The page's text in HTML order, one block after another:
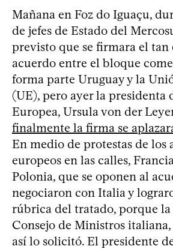
Mañana en Foz do Iguaçu,
de jefes de Estado del
previsto que se firmara el tan
acuerdo entre el bloque
forma parte Uruguay y la
(UE), pero ayer la presidenta
Europea, Ursula von der
finalmente la firma se
En medio de protestas de los
europeos en las calles,
Polonia, que se oponen al
negociaron con Italia y
rúbrica del tratado, porque
Consejo de Ministros
así lo solicitó. El presidente